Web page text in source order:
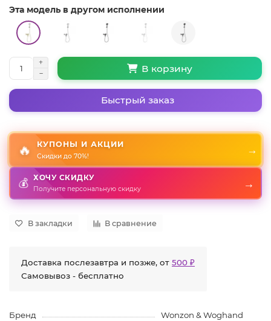
Эта модель в другом исполнении
В корзину
Быстрый заказ
🔥 КУПОНЫ И АКЦИИ
Скидки до 70%!
→
💰 ХОЧУ СКИДКУ
Получите персональную скидку →
В закладки В сравнение
Доставка послезавтра и позже, от 500 ₽
Самовывоз - бесплатно
Бренд
Wonzon & Woghand